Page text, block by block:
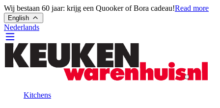
Wij bestaan 60 jaar: krijg een Quooker of Bora cadeau!Read more
English
Nederlands
Kitchens